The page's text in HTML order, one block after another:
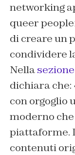
networking
queer
di creare un
condividere
Nellasezione
dichiara
con orgoglio
moderno
piattaforme.
contenuti